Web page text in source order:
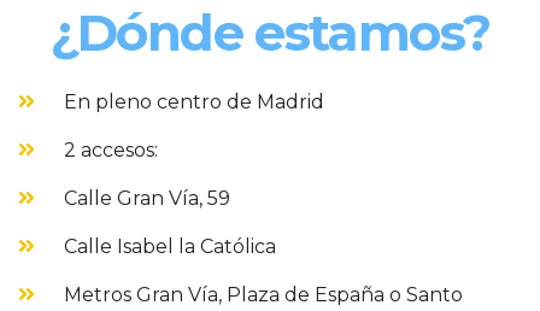
¿Dónde estamos?
En pleno centro de Madrid
2 accesos:
Calle Gran Vía, 59
Calle Isabel la Católica
Metros Gran Vía, Plaza de España o Santo